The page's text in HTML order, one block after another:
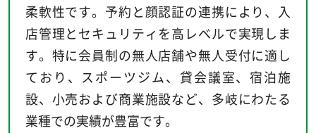
柔軟性です。予約と顔認証の連携により、入
店管理とセキュリティを高レベルで実現しま
す。特に会員制の無人店舗や無人受付に適し
ており、スポーツジム、貸会議室、宿泊施
設、小売および商業施設など、多岐にわたる
業種での実績が豊富です。